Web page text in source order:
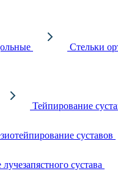
Стельки
Тейпирование
суставов
сустава